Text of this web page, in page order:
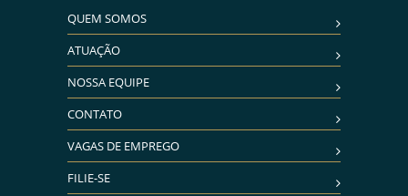
QUEM SOMOS
ATUAÇÃO
NOSSA EQUIPE
CONTATO
VAGAS DE EMPREGO
FILIE-SE